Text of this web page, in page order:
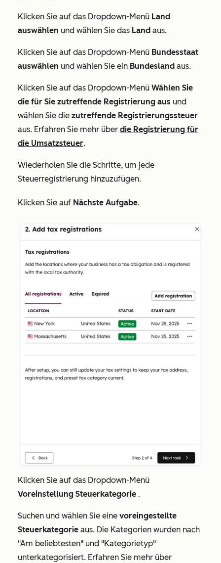
Klicken Sie auf das Dropdown-Menü Land
auswählen und wählen Sie das Land aus.
Klicken Sie auf das Dropdown-Menü Bundesstaat
auswählen und wählen Sie ein Bundesland aus.
Klicken Sie auf das Dropdown-Menü Wählen Sie
die für Sie zutreffende Registrierung aus und
wählen Sie die zutreffende Registrierungssteuer
aus. Erfahren Sie mehr über die Registrierung für
die Umsatzsteuer.
Wiederholen Sie die Schritte, um jede
Steuerregistrierung hinzuzufügen.
Klicken Sie auf Nächste Aufgabe.
Klicken Sie auf das Dropdown-Menü
Voreinstellung Steuerkategorie .
Suchen und wählen Sie eine voreingestellte
Steuerkategorie aus. Die Kategorien wurden nach
"Am beliebtesten" und "Kategorietyp"
unterkategorisiert. Erfahren Sie mehr über